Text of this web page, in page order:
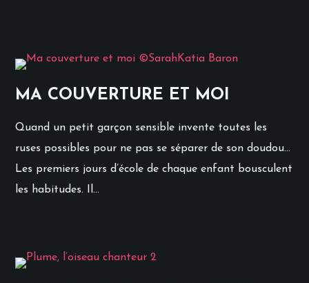
MA COUVERTURE ET MOI
Quand un petit garçon sensible invente toutes les
ruses possibles pour ne pas se séparer de son doudou…
Les premiers jours d’école de chaque enfant bousculent
les habitudes. Il...